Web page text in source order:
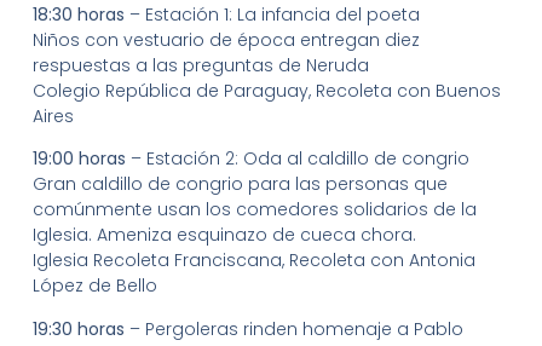
18:30 horas – Estación 1: La infancia del poeta
Niños con vestuario de época entregan diez
respuestas a las preguntas de Neruda
Colegio República de Paraguay, Recoleta con Buenos
Aires
19:00 horas – Estación 2: Oda al caldillo de congrio
Gran caldillo de congrio para las personas que
comúnmente usan los comedores solidarios de la
Iglesia. Ameniza esquinazo de cueca chora.
Iglesia Recoleta Franciscana, Recoleta con Antonia
López de Bello
19:30 horas – Pergoleras rinden homenaje a Pablo